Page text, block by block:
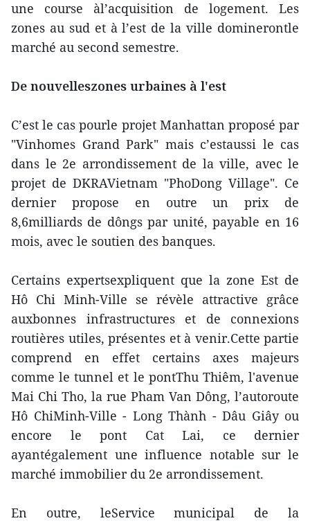
une course àl’acquisition de logement. Les
zones au sud et à l’est de la ville dominerontle
marché au second semestre.
De nouvelleszones urbaines à l'est
C’est le cas pourle projet Manhattan proposé par
"Vinhomes Grand Park" mais c’estaussi le cas
dans le 2e arrondissement de la ville, avec le
projet de DKRAVietnam "PhoDong Village". Ce
dernier propose en outre un prix de
8,6milliards de dôngs par unité, payable en 16
mois, avec le soutien des banques.
Certains expertsexpliquent que la zone Est de
Hô Chi Minh-Ville se révèle attractive grâce
auxbonnes infrastructures et de connexions
routières utiles, présentes et à venir.Cette partie
comprend en effet certains axes majeurs
comme le tunnel et le pontThu Thiêm, l'avenue
Mai Chi Tho, la rue Pham Van Dông, l’autoroute
Hô ChiMinh-Ville - Long Thành - Dâu Giây ou
encore le pont Cat Lai, ce dernier
ayantégalement une influence notable sur le
marché immobilier du 2e arrondissement.
En outre, leService municipal de la